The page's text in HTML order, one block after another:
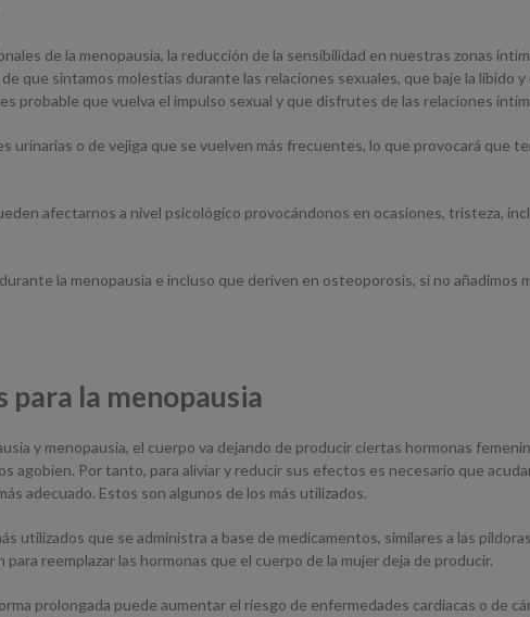
de la menopausia, la reducción de la sensibilidad en nuestras zonas
que sintamos molestias durante las relaciones sexuales, que baje la libido
probable que vuelva el impulso sexual y que disfrutes de las relaciones
urinarias o de vejiga que se vuelven más frecuentes, lo que provocará que
afectarnos a nivel psicológico provocándonos en ocasiones, tristeza,
la menopausia e incluso que deriven en osteoporosis, si no añadimos
para la menopausia
y menopausia, el cuerpo va dejando de producir ciertas hormonas
agobien. Por tanto, para aliviar y reducir sus efectos es necesario que
adecuado. Estos son algunos de los más utilizados.
utilizados que se administra a base de medicamentos, similares a las
reemplazar las hormonas que el cuerpo de la mujer deja de producir.
prolongada puede aumentar el riesgo de enfermedades cardiacas o de